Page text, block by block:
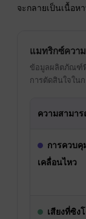
จะกลายเป็นเนื้อห
แมทริกซ์ควา
ข้อมูลผลิตภัณฑ์ที่
การตัดสินใจใน
ความสามาร
การควบคุ
เคลื่อนไหว
เสียงที่ซิง